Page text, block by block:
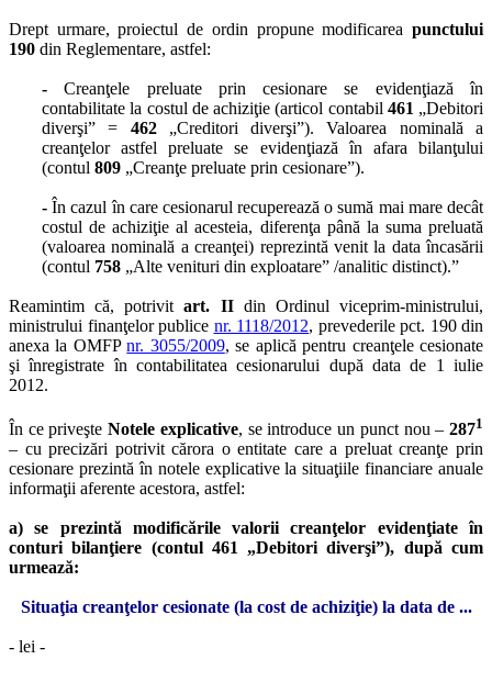
Drept urmare, proiectul de ordin propune modificarea punctului
190 din Reglementare, astfel:
- Creanţele preluate prin cesionare se evidenţiază în
contabilitate la costul de achiziţie (articol contabil 461 „Debitori
diverşi” = 462„Creditori diverşi”). Valoarea nominală a
creanţelor astfel preluate se evidenţiază în afara bilanţului
(contul 809 „Creanţe preluate prin cesionare”).
- În cazul în care cesionarul recuperează o sumă mai mare decât
costul de achiziţie al acesteia, diferenţa până la suma preluată
(valoarea nominală a creanţei) reprezintă venit la data încasării
(contul 758 „Alte venituri din exploatare” /analitic distinct).”
Reamintim că, potrivitart. IIdin Ordinul viceprim-ministrului,
ministrului finanţelor publice nr. 1118/2012, prevederile pct. 190 din
anexa la OMFPnr. 3055/2009, se aplică pentru creanţele cesionate
şi înregistrate în contabilitatea cesionarului după data de 1 iulie
2012.
În ce priveşteNotele explicative, se introduce un punct nou –2871
– cu precizări potrivit cărora o entitate care a preluat creanţe prin
cesionare prezintă în notele explicative la situaţiile financiare anuale
informaţii aferente acestora, astfel:
a) se prezintă modificările valorii creanţelor evidenţiate în
conturi bilanţiere (contul 461 „Debitori diverşi”), după cum
urmează:
Situaţia creanţelor cesionate (la cost de achiziţie) la data de ...
- lei -